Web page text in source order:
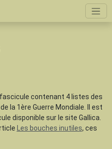
contenant 4 listes des
la 1ère Guerre Mondiale. Il est
disponible sur le site Gallica.
Les bouches inutiles, ces